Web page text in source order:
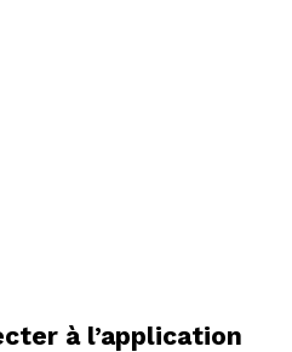
à l’application